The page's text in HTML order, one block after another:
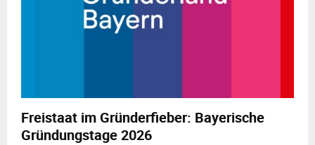
Freistaat im Gründerfieber: Bayerische
Gründungstage 2026